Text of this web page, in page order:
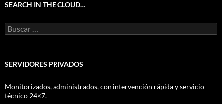
SEARCH IN THE CLOUD…
Buscar:
SERVIDORES PRIVADOS
Monitorizados, administrados, con intervención rápida y servicio
técnico 24×7.